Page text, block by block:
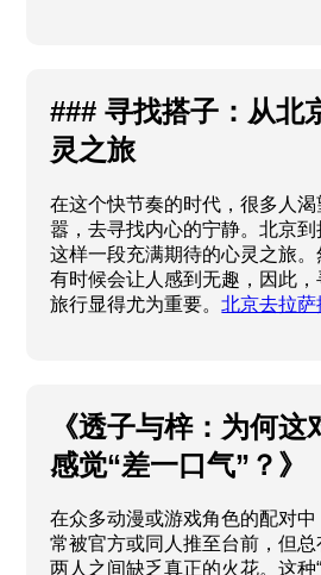
### 寻找搭子：从北
灵之旅
在这个快节奏的时代，很多人
嚣，去寻找内心的宁静。北京
这样一段充满期待的心灵之旅
有时候会让人感到无趣，因此
旅行显得尤为重要。北京去拉萨
《透子与梓：为何这
感觉“差一口气”？》
在众多动漫或游戏角色的配对
常被官方或同人推至台前，但
两人之间缺乏真正的火花。这种